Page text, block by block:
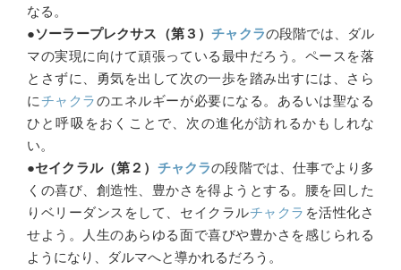
なる。
●ソーラープレクサス（第３）チャクラの段階では、ダル
マの実現に向けて頑張っている最中だろう。ペースを落
とさずに、勇気を出して次の一歩を踏み出すには、さら
にチャクラのエネルギーが必要になる。あるいは聖なる
ひと呼吸をおくことで、次の進化が訪れるかもしれな
い。
●セイクラル（第２） チャクラの段階では、仕事でより多
くの喜び、創造性、豊かさを得ようとする。腰を回した
りベリーダンスをして、セイクラルチャクラ を活性化さ
せよう。人生のあらゆる面で喜びや豊かさを感じられる
ようになり、ダルマへと導かれるだろう。